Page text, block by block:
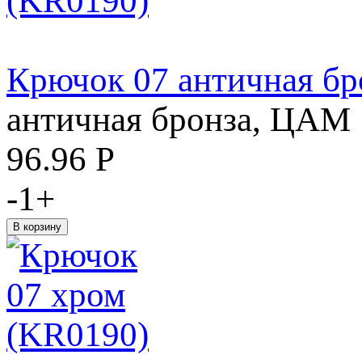
Крючок 07 античная
античная бронза, ЦАМ
96.96 Р
-1+